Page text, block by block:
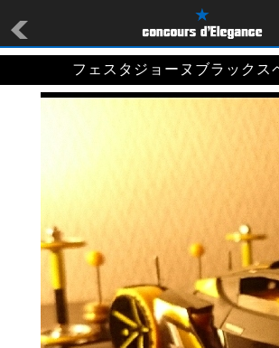
フェスタジョーヌブラックス